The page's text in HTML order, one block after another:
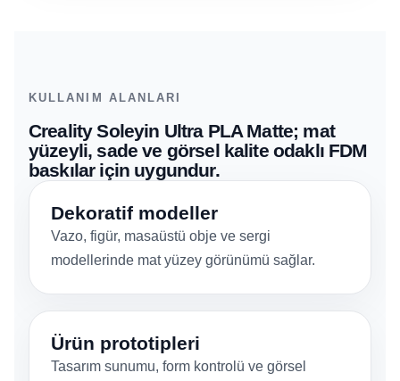
KULLANIM ALANLARI
Creality Soleyin Ultra PLA Matte; mat
yüzeyli, sade ve görsel kalite odaklı FDM
baskılar için uygundur.
Dekoratif modeller
Vazo, figür, masaüstü obje ve sergi
modellerinde mat yüzey görünümü sağlar.
Ürün prototipleri
Tasarım sunumu, form kontrolü ve görsel